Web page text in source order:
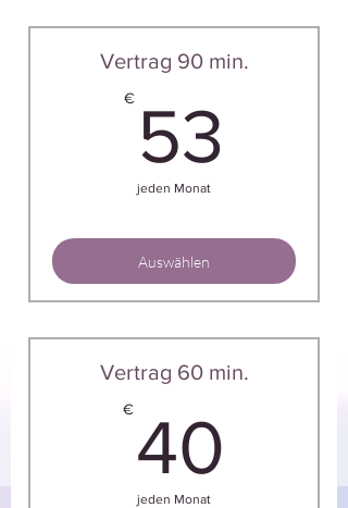
Vertrag 90 min.
€ 53
jeden Monat
Auswählen
Vertrag 60 min.
€ 40
jeden Monat